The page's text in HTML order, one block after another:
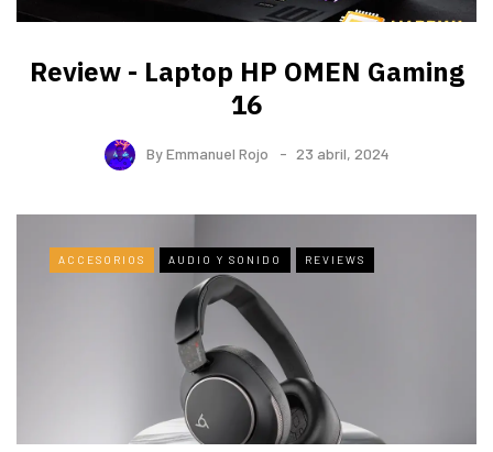
Review - Laptop HP OMEN Gaming
16
ByEmmanuel Rojo 23 abril, 2024
ACCESORIOS AUDIO Y SONIDO REVIEWS